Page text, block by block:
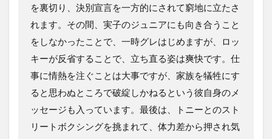
を裏切り、決別宣言を一方的にされて窮地に立たさ
れます。その間、実子のジュニアにも向き合うこと
をしなかったことで、一時グレはじめますが、ロッ
キーが反省することで、立ち直る姿は爽快です。仕
事に情熱を注ぐことは大事ですが、家族を犠牲にす
ると思わぬところで破綻しかねるという彼自身のメ
ッセージも入っています。最後は、トニーとのスト
リートボクシングを挑まれて、体力差から押され気